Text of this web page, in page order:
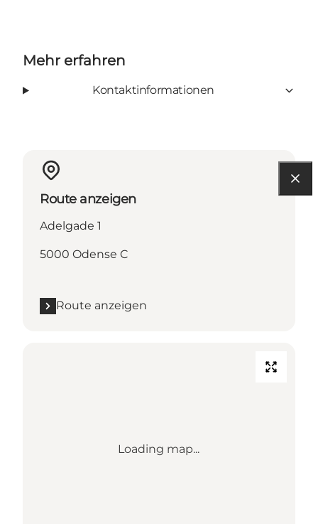
Mehr erfahren
Kontaktinformationen
Route anzeigen
Adelgade 1
5000 Odense C
Route anzeigen
Loading map...